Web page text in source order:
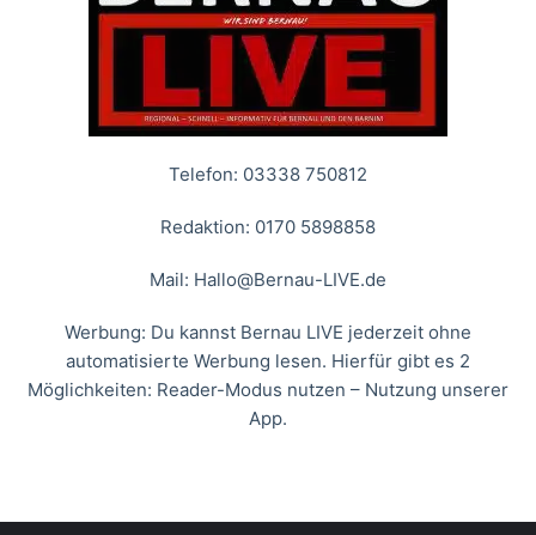
Telefon: 03338 750812
Redaktion: 0170 5898858
Mail: Hallo@Bernau-LIVE.de
Werbung: Du kannst Bernau LIVE jederzeit ohne
automatisierte Werbung lesen. Hierfür gibt es 2
Möglichkeiten: Reader-Modus nutzen – Nutzung unserer
App.